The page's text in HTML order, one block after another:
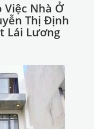
Việc Nhà Ở
Thị Định
Lái Lương